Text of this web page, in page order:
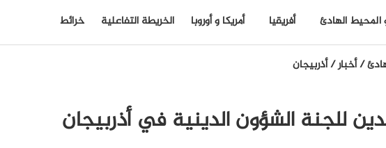
المحيط الهادئ أفريقيا أمريكا و أوروبا الخريطة التفاعلية خرائط
/أخبار/أذربيجان
للجنة الشؤون الدينية في أذربيجان